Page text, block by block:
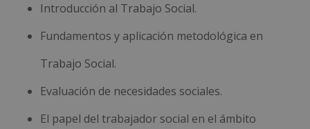
Introducción al Trabajo Social.
Fundamentos y aplicación metodológica en
Trabajo Social.
Evaluación de necesidades sociales.
El papel del trabajador social en el ámbito